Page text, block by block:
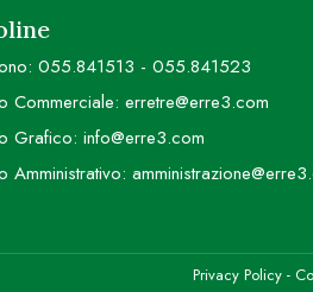
055.841513 - 055.841523
Commerciale: erretre@erre3.com
Grafico: info@erre3.com
Amministrativo:
Privacy Policy -